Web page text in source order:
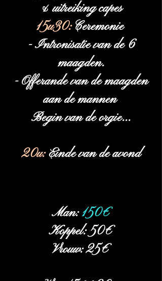
& uitreiking capes
15u30:Ceremonie
- Intronisatie van de 6
maagden.
- Offerande van de maagden
aan de mannen
Begin van de orgie...
20u:Einde van de avond
Man:150€
Koppel: 50€
Vrouw: 25€